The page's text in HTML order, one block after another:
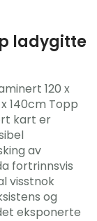
ladygitte
120 x
140cm Topp
kart er
av
fortrinnsvis
visstnok
og
eksponerte